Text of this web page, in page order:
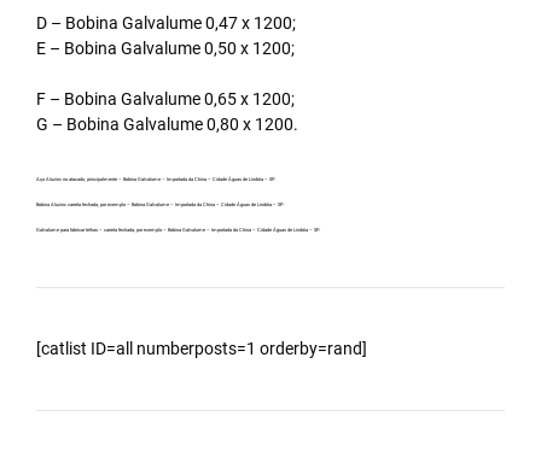
D – Bobina Galvalume 0,47 x 1200;
E – Bobina Galvalume 0,50 x 1200;
F – Bobina Galvalume 0,65 x 1200;
G – Bobina Galvalume 0,80 x 1200.
Aço Aluzinc no atacado, principalmente – Bobina Galvalume – Importada da China – Cidade Águas de Lindóia – SP.
Bobina Aluzinc carreta fechada, por exemplo – Bobina Galvalume – Importada da China – Cidade Águas de Lindóia – SP.
Galvalume para fabricar telhas – carreta fechada, por exemplo – Bobina Galvalume – Importada da China – Cidade Águas de Lindóia – SP.
[catlist ID=all numberposts=1 orderby=rand]